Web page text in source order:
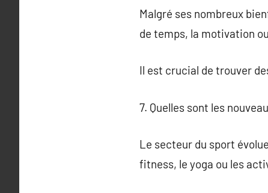
Malgré ses nombreux
de temps, la motivation
Il est crucial de trouver
7. Quelles sont les
Le secteur du sport
fitness, le yoga ou les